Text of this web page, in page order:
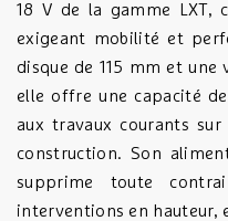
18 V de la gamme LXT,
exigeant mobilité et
disque de 115 mm et
elle offre une capacité
aux travaux courants
construction. Son
supprime toute
interventions en hauteur,